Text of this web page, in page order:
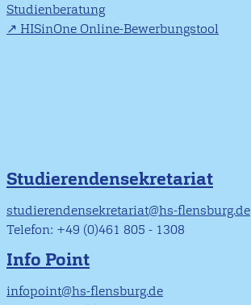
Studienberatung
HISinOne Online-Bewerbungstool
Studierendensekretariat
studierendensekretariat@hs-flensburg.de
Telefon: +49 (0)461 805 - 1308
Info Point
infopoint@hs-flensburg.de